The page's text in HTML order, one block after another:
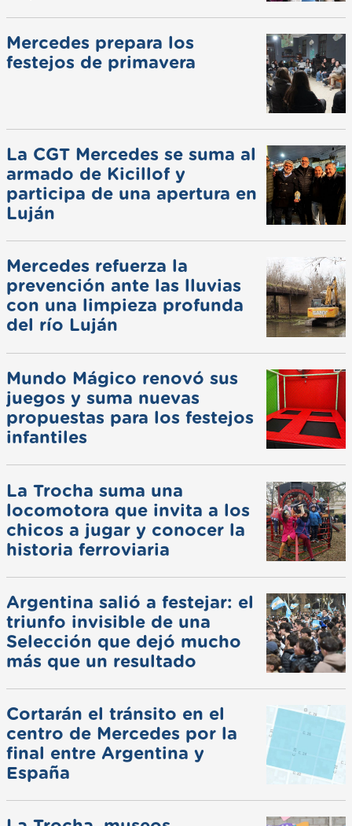
Mercedes prepara los
festejos de primavera
La CGT Mercedes se suma al
armado de Kicillof y
participa de una apertura en
Luján
Mercedes refuerza la
prevención ante las lluvias
con una limpieza profunda
del río Luján
Mundo Mágico renovó sus
juegos y suma nuevas
propuestas para los festejos
infantiles
La Trocha suma una
locomotora que invita a los
chicos a jugar y conocer la
historia ferroviaria
Argentina salió a festejar: el
triunfo invisible de una
Selección que dejó mucho
más que un resultado
Cortarán el tránsito en el
centro de Mercedes por la
final entre Argentina y
España